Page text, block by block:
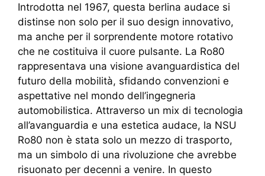
Introdotta nel 1967, questa berlina audace si
distinse non solo per il suo design innovativo,
ma anche per il sorprendente motore rotativo
che ne costituiva il cuore pulsante. La Ro80
rappresentava una visione avanguardistica del
futuro della mobilità, sfidando convenzioni e
aspettative nel mondo dell’ingegneria
automobilistica. Attraverso un mix di tecnologia
all’avanguardia e una estetica audace, la NSU
Ro80 non è stata solo un mezzo di trasporto,
ma un simbolo di una rivoluzione che avrebbe
risuonato per decenni a venire. In questo